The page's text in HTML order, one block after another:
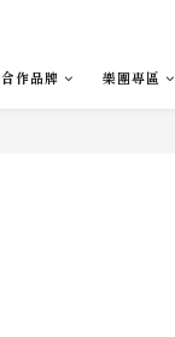
合作品牌 樂團專區